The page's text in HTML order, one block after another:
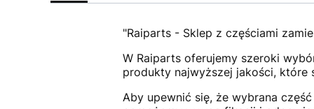
"Raiparts - Sklep z częściami
W Raiparts oferujemy szeroki
produkty najwyższej jakości, które
Aby upewnić się, że wybrana